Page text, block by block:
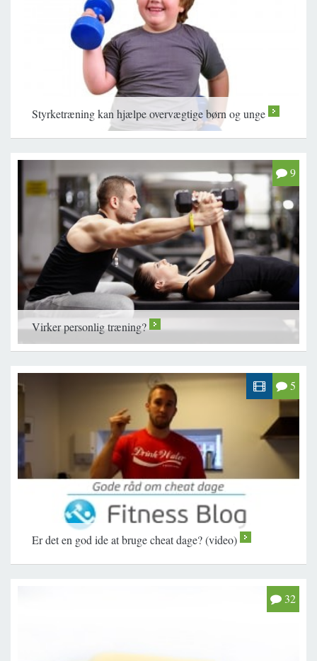
Styrketræning kan hjælpe overvægtige børn og unge
Virker personlig træning?
>
9
Er det en god ide at bruge cheat dage? (video)
5
32